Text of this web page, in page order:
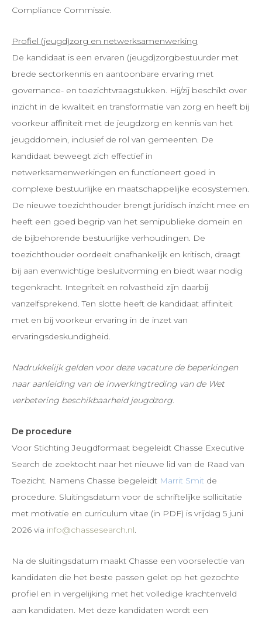
Compliance Commissie.
Profiel (jeugd)zorg en netwerksamenwerking
De kandidaat is een ervaren (jeugd)zorgbestuurder met
brede sectorkennis en aantoonbare ervaring met
governance- en toezichtvraagstukken. Hij/zij beschikt over
inzicht in de kwaliteit en transformatie van zorg en heeft bij
voorkeur affiniteit met de jeugdzorg en kennis van het
jeugddomein, inclusief de rol van gemeenten. De
kandidaat beweegt zich effectief in
netwerksamenwerkingen en functioneert goed in
complexe bestuurlijke en maatschappelijke ecosystemen.
De nieuwe toezichthouder brengt juridisch inzicht mee en
heeft een goed begrip van het semipublieke domein en
de bijbehorende bestuurlijke verhoudingen. De
toezichthouder oordeelt onafhankelijk en kritisch, draagt
bij aan evenwichtige besluitvorming en biedt waar nodig
tegenkracht. Integriteit en rolvastheid zijn daarbij
vanzelfsprekend. Ten slotte heeft de kandidaat affiniteit
met en bij voorkeur ervaring in de inzet van
ervaringsdeskundigheid.
Nadrukkelijk gelden voor deze vacature de beperkingen
naar aanleiding van de inwerkingtreding van de Wet
verbetering beschikbaarheid jeugdzorg.
De procedure
Voor Stichting Jeugdformaat begeleidt Chasse Executive
Search de zoektocht naar het nieuwe lid van de Raad van
Toezicht. Namens Chasse begeleidt Marrit Smitde
procedure. Sluitingsdatum voor de schriftelijke sollicitatie
met motivatie en curriculum vitae (in PDF) is vrijdag 5 juni
2026 via info@chassesearch.nl.
Na de sluitingsdatum maakt Chasse een voorselectie van
kandidaten die het beste passen gelet op het gezochte
profiel en in vergelijking met het volledige krachtenveld
aan kandidaten. Met deze kandidaten wordt een